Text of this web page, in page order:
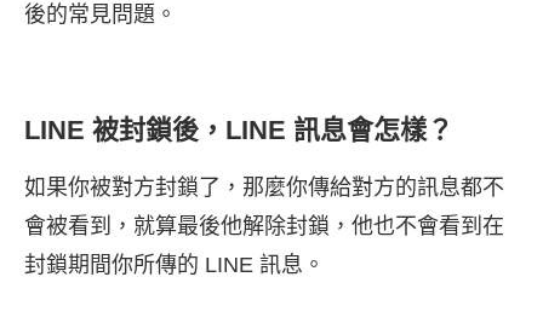
後的常見問題。
LINE 被封鎖後，LINE 訊息會怎樣？
如果你被對方封鎖了，那麼你傳給對方的訊息都不
會被看到，就算最後他解除封鎖，他也不會看到在
封鎖期間你所傳的 LINE 訊息。